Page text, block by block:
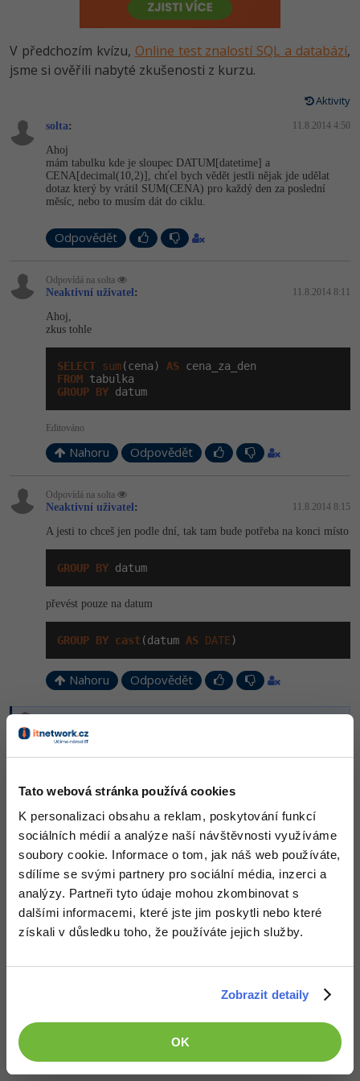
Tato webová stránka používá cookies
K personalizaci obsahu a reklam, poskytování funkcí
sociálních médií a analýze naší návštěvnosti využíváme
soubory cookie. Informace o tom, jak náš web používáte,
sdílíme se svými partnery pro sociální média, inzerci a
analýzy. Partneři tyto údaje mohou zkombinovat s
dalšími informacemi, které jste jim poskytli nebo které
získali v důsledku toho, že používáte jejich služby.
Zobrazit detaily
OK
HTML5, CSS3, Bootstrap, SEO
SQL a databáze
React
Django
Best practices
PHP
JavaScript
UML a návrhové vzory
SQLite
Vývojář mobilních aplikací
Specialista na AI a bigdata
Tester
Systémový administrátor
Grafik / UX/UI návrhář
3D grafik
Databázový analytik
Copywriter
WordPress specialista
SEO specialista
-80%
JavaScript -80%
-80%
Swift -80%
Kotlin -80%
C -80%
VB.NET
-80%
Algoritmy -41%
Umělá inteligence (AI)
Pro děti
Více
Kurzy e-commerce
Testování softwaru
Datová analýza
Marketing
SEO
UX
Business
Kryptoměny -25%
Google Dokumenty
Time management
Kurzy designu
HTML/CSS -80%
-80%
Adobe Illustrator
Adobe XD -15%
Adobe InDesign -25%
Adobe After Effects
Blender -80%
Inkscape
Příběhy absolventů
Kariéra
Pro firmy
V předchozím kvízu, Online test znalostí SQL a databází,
jsme si ověřili nabyté zkušenosti z kurzu.
Aktivity
solta: 11.8.2014 4:50
Ahoj
mám tabulku kde je sloupec DATUM[datetime] a
CENA[decimal(10,2)], chťel bych vědět jestli nějak jde udělat
dotaz který by vrátil SUM(CENA) pro každý den za poslední
měsíc, nebo to musím dát do ciklu.
Odpovědět
Odpovídá na solta
Neaktivní uživatel: 11.8.2014 8:11
Ahoj,
zkus tohle
SELECT sum(cena) AS
FROM
GROUP BY datum
Editováno
Nahoru Odpovědět
Odpovídá na solta
Neaktivní uživatel: 11.8.2014 8:15
A jesti to chceš jen podle dní, tak tam bude potřeba na konci místo
GROUP BY datum
převést pouze na datum
GROUP BY cast (datum AS DATE)
Nahoru Odpovědět
Neaktivní uživatel
Aha, a ty to chceš ještě za poslední měsíc, neumím číst
SELECT sum(cena) AS
WHERE datum < ADDDATE(NOW(), INTERVAL -1
GROUP
BY cast(datum AS DATE)
Editováno
Akceptované řešení
+20 Zkušeností
+2,50 Kč
11.8.2014 11:43
Dekuji moc